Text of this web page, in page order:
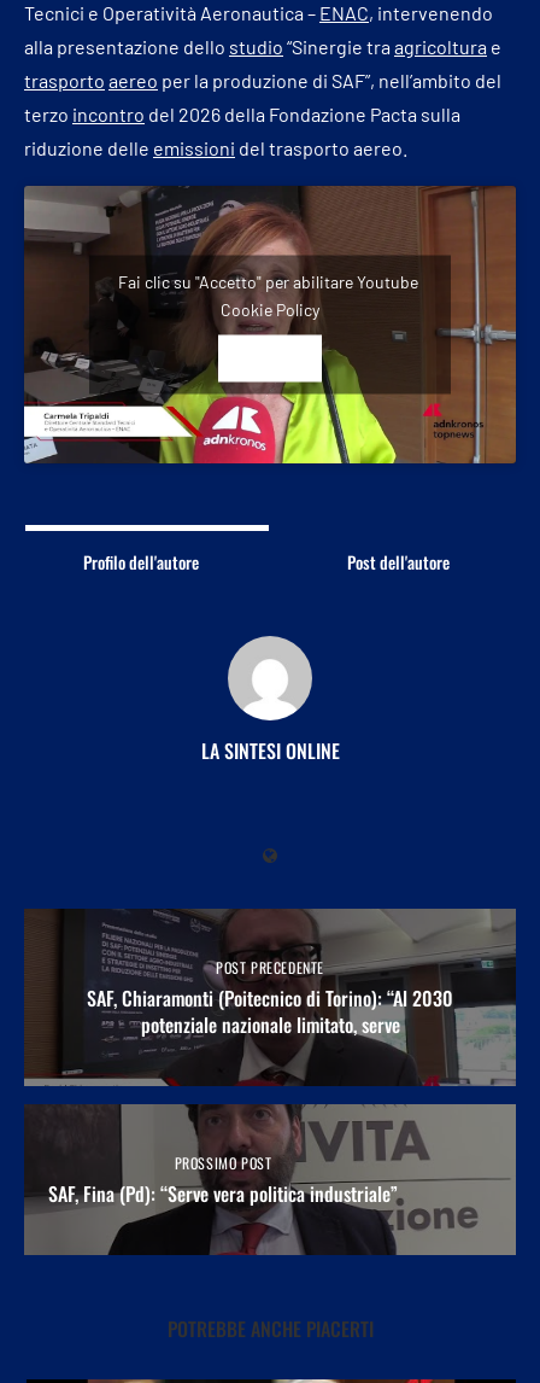
Tecnici e Operatività Aeronautica – ENAC, intervenendo
alla presentazione dello studio “Sinergie traagricoltura e
trasporto aereo per la produzione di SAF”, nell’ambito del
terzo incontro del 2026 della Fondazione Pacta sulla
riduzione delle emissioni del trasporto aereo.
Fai clic su "Accetto" per abilitare Youtube
Cookie Policy
Profilo dell'autore Post dell'autore
LA SINTESI ONLINE
POST PRECEDENTE
SAF, Chiaramonti (Poitecnico di Torino): “Al 2030
potenziale nazionale limitato, serve
PROSSIMO POST
SAF, Fina (Pd): “Serve vera politica industriale”
POTREBBE ANCHE PIACERTI